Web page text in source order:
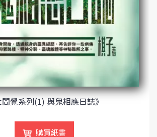
間覺系列(1) 與鬼相應日誌》
購買紙書